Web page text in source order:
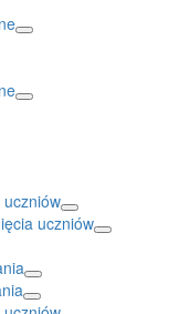
uczniów